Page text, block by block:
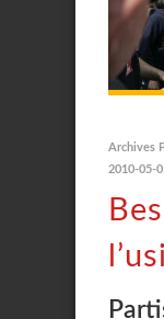
Archives
2010-05-